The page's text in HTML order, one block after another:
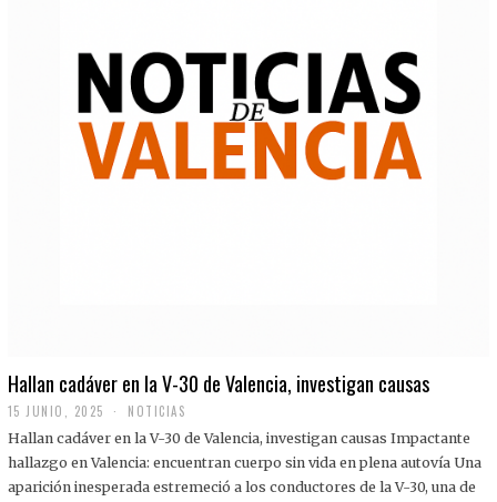
Hallan cadáver en la V-30 de Valencia, investigan causas
15 JUNIO, 2025 NOTICIAS
Hallan cadáver en la V-30 de Valencia, investigan causas Impactante
hallazgo en Valencia: encuentran cuerpo sin vida en plena autovía Una
aparición inesperada estremeció a los conductores de la V-30, una de